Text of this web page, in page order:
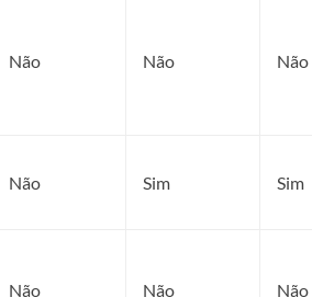
Não Não Não
Não Sim Sim
Não Não Não